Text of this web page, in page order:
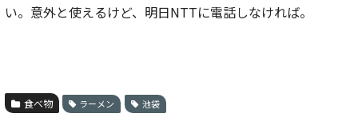
い。意外と使えるけど、明日NTTに電話しなければ。
食べ物 ラーメン 池袋